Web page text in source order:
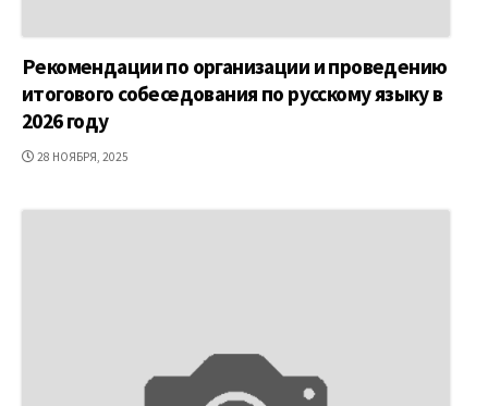
Рекомендации по организации и проведению
итогового собеседования по русскому языку в
2026 году
ДАТА
28 НОЯБРЯ, 2025